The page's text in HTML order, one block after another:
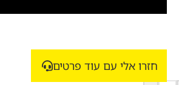
חזרו אלי עם עוד פרטים